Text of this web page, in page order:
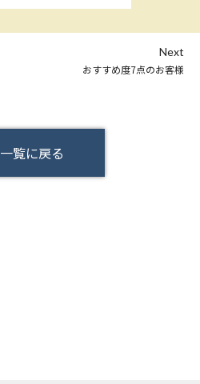
一覧に戻る
Next
おすすめ度7点のお客様